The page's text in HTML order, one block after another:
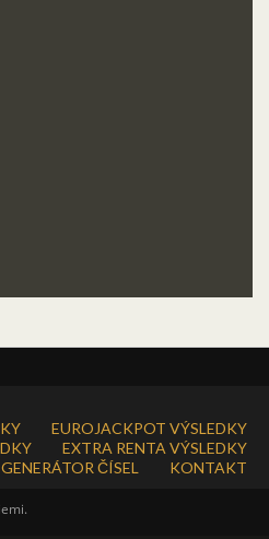
EUROJACKPOT VÝSLEDKY
EXTRA RENTA VÝSLEDKY
GENERÁTOR ČÍSEL KONTAKT